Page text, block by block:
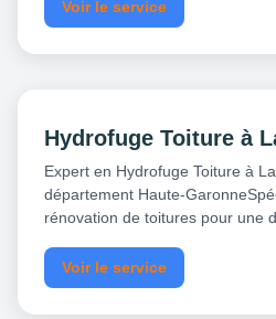
Voir le service
Hydrofuge Toiture à
Expert en Hydrofuge Toiture à
département Haute-
rénovation de toitures pour une
Voir le service